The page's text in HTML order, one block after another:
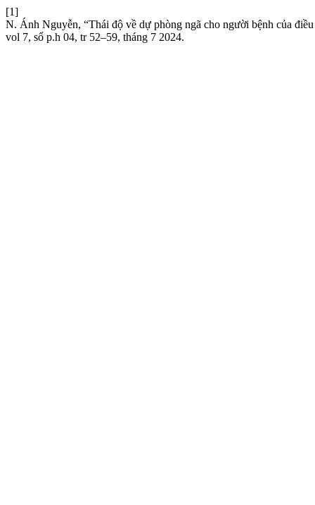
[1]
N. Ánh Nguyễn, “Thái độ về dự phòng ngã cho người bệnh của
vol 7, số p.h 04, tr 52–59, tháng 7 2024.